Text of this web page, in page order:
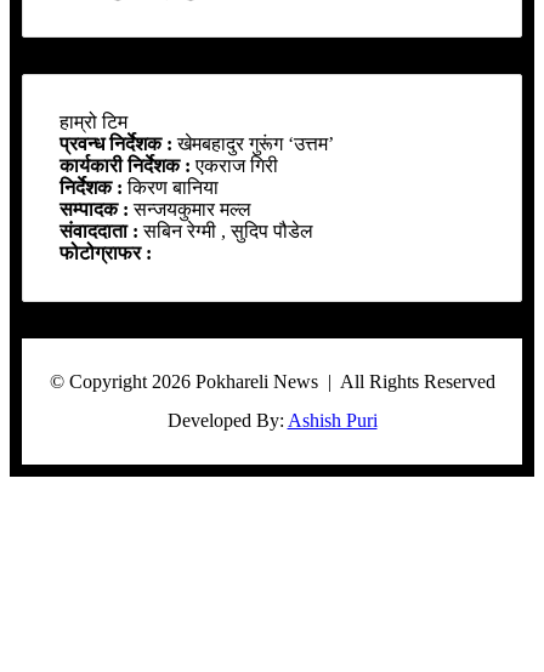
हाम्रो टिम
प्रवन्ध निर्देशक :खेमबहादुर गुरूंग ‘उत्तम’
कार्यकारी निर्देशक :एकराज गिरी
निर्देशक :किरण बानिया
सम्पादक :सन्जयकुमार मल्ल
संवाददाता :सबिन रेग्मी , सुदिप पौडेल
फोटोग्राफर :
© Copyright 2026 Pokhareli News | All Rights Reserved
Developed By: Ashish Puri